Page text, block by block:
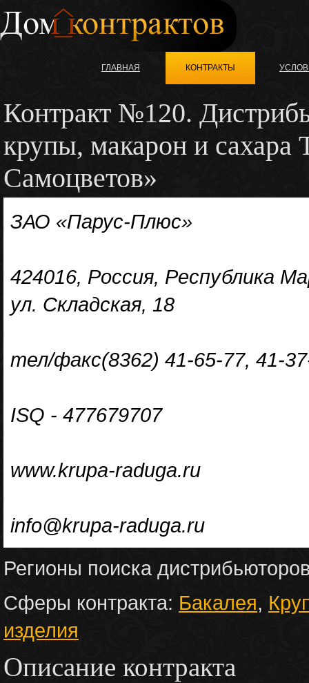
ГЛАВНАЯ КОНТРАКТЫ
Контракт №120.
крупы, макарон и сахара
Самоцветов»
ЗАО «Парус-Плюс»
424016, Россия, Республика
ул. Складская, 18
тел/факс(8362) 41-65-77, 41-
ISQ - 477679707
www.krupa-raduga.ru
info@krupa-raduga.ru
Регионы поиска
Сферы контракта: Бакалея,
изделия
Описание контракта